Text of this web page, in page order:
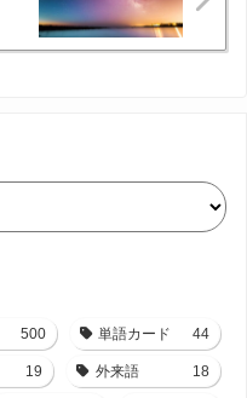
500 単語カード 44
19 外来語 18